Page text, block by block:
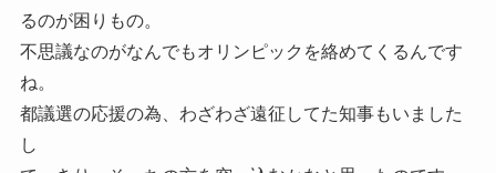
るのが困りもの。
不思議なのがなんでもオリンピックを絡めてくるんです
ね。
都議選の応援の為、わざわざ遠征してた知事もいました
し